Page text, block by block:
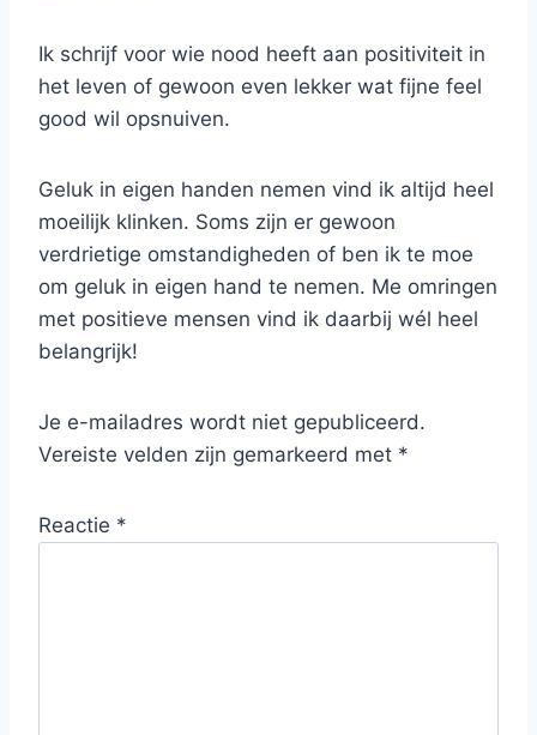
Ik schrijf voor wie nood heeft aan positiviteit in
het leven of gewoon even lekker wat fijne feel
good wil opsnuiven.
Geluk in eigen handen nemen vind ik altijd heel
moeilijk klinken. Soms zijn er gewoon
verdrietige omstandigheden of ben ik te moe
om geluk in eigen hand te nemen. Me omringen
met positieve mensen vind ik daarbij wél heel
belangrijk!
Je e-mailadres wordt niet gepubliceerd.
Vereiste velden zijn gemarkeerd met *
Reactie *